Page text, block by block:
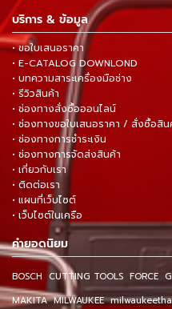
บริการ & ข้อมูล
• ขอใบเสนอราคา
• E-CATALOG DOWNLOND
• บทความสาระเครื่องมือช่าง
• รีวิวสินค้า
• ช่องทางสั่งซื้อออนไลน์
• ช่องทางขอใบเสนอราคา / สั่งซื้อสิน
• ช่องทางการชำระเงิน
• ช่องทางการจัดส่งสินค้า
• เกี่ยวกับเรา
• ติดต่อเรา
• แผนที่เว็บไซต์
• เว็บไซต์ในเครือ
คำยอดนิยม
BOSCH CUTTING TOOLS FORCE
MAKITA MILWAUKEE